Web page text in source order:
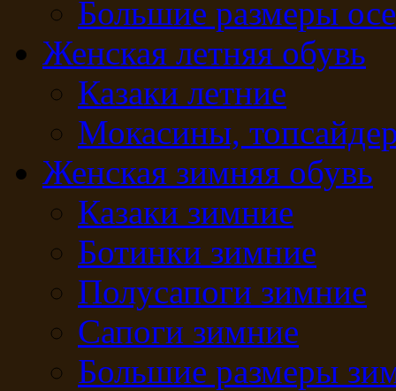
Большие размеры
Женская летняя обувь
Казаки летние
Мокасины,
Женская зимняя обувь
Казаки зимние
Ботинки зимние
Полусапоги зимние
Сапоги зимние
Большие размеры